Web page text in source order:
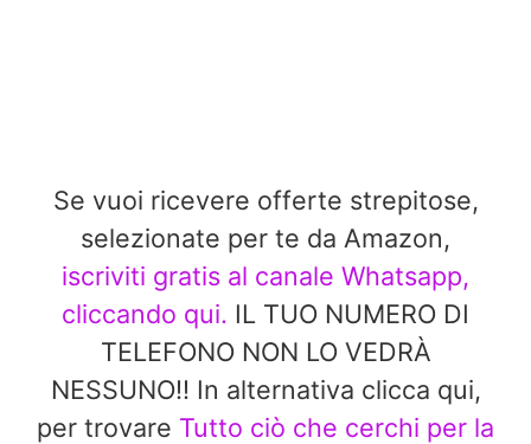
Se vuoi ricevere offerte strepitose,
selezionate per te da Amazon,
iscriviti gratis al canale Whatsapp,
cliccando qui. IL TUO NUMERO DI
TELEFONO NON LO VEDRÀ
NESSUNO!! In alternativa clicca qui,
per trovare Tutto ciò che cerchi per la